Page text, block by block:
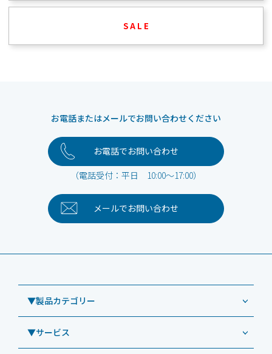
S A L E
お電話またはメールでお問い合わせください
お電話でお問い合わせ
（電話受付：平日 10:00～17:00）
メールでお問い合わせ
▼製品カテゴリー
業務用タブレット
▼サービス